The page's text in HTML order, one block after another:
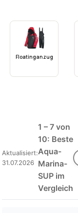
Floatinganzug
Aktualisiert:
31.07.2026
1 – 7 von
10: Beste
Aqua-
Marina-
SUP im
Vergleich